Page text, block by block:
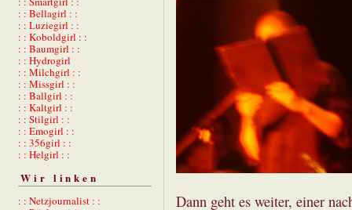
: : Bellagirl : :
: : Luziegirl : :
: : Koboldgirl : :
: : Baumgirl : :
: : Hydrogirl
: : Milchgirl : :
: : Missgirl : :
: : Ballgirl : :
: : Kaltgirl : :
: : Stilgirl : :
: : Emogirl : :
: : 356girl : :
: : Helgirl : :
Wir linken
: : Netzjournalist : :
Dann geht es weiter, einer